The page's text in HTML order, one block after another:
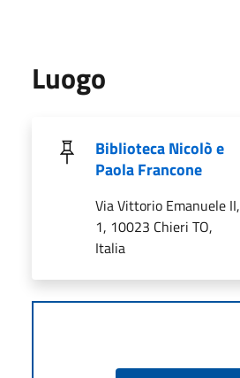
Luogo
Biblioteca Nicolò e
Paola Francone
Via Vittorio Emanuele II,
1, 10023 Chieri TO,
Italia